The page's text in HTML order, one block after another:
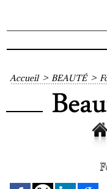
Accueil > BEAUTÉ >